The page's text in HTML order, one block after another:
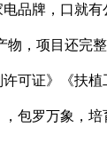
品牌，口就
物，项目还完
可证》《扶植
，包罗万象，